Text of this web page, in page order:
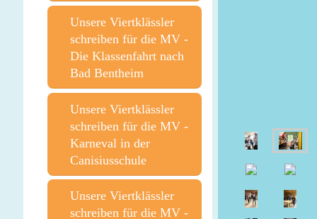
Unsere Viertklässler
schreiben für die MV -
Die Klassenfahrt nach
Bad Bentheim
Unsere Viertklässler
schreiben für die MV -
Karneval in der
Canisiusschule
Unsere Viertklässler
schreiben für die MV -